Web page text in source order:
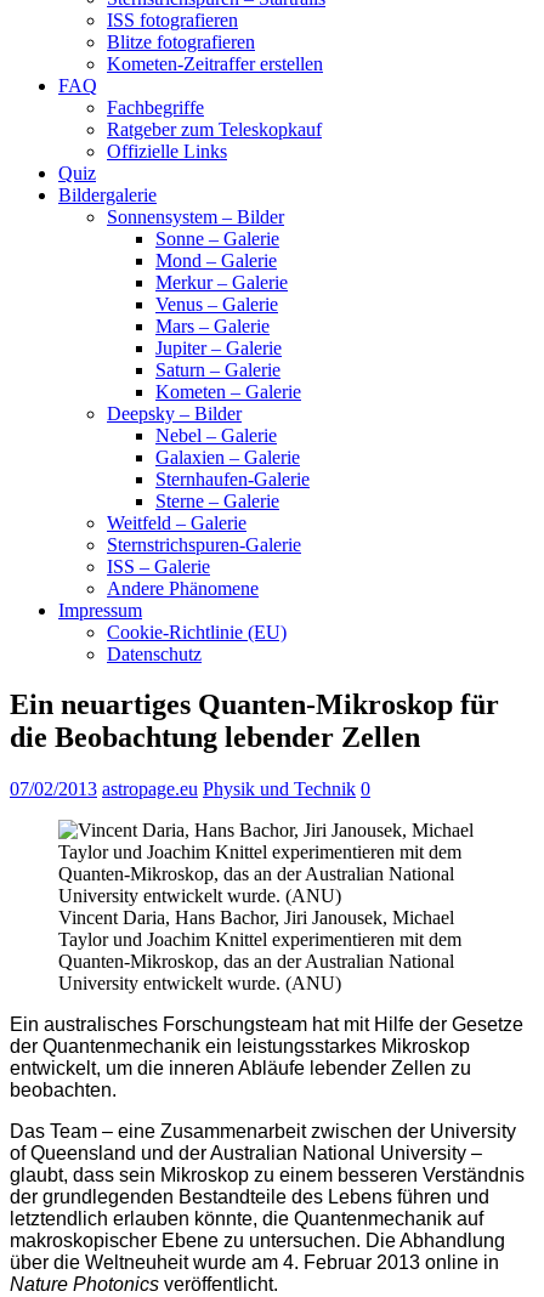
ISS fotografieren
Blitze fotografieren
Kometen-Zeitraffer erstellen
FAQ
Fachbegriffe
Ratgeber zum Teleskopkauf
Offizielle Links
Quiz
Bildergalerie
Sonnensystem – Bilder
Sonne – Galerie
Mond – Galerie
Merkur – Galerie
Venus – Galerie
Mars – Galerie
Jupiter – Galerie
Saturn – Galerie
Kometen – Galerie
Deepsky – Bilder
Nebel – Galerie
Galaxien – Galerie
Sternhaufen-Galerie
Sterne – Galerie
Weitfeld – Galerie
Sternstrichspuren-Galerie
ISS – Galerie
Andere Phänomene
Impressum
Cookie-Richtlinie (EU)
Datenschutz
Ein neuartiges Quanten-Mikroskop für
die Beobachtung lebender Zellen
07/02/2013 astropage.eu Physik und Technik 0
Vincent Daria, Hans Bachor, Jiri Janousek, Michael
Taylor und Joachim Knittel experimentieren mit dem
Quanten-Mikroskop, das an der Australian National
University entwickelt wurde. (ANU)
Ein australisches Forschungsteam hat mit Hilfe der Gesetze
der Quantenmechanik ein leistungsstarkes Mikroskop
entwickelt, um die inneren Abläufe lebender Zellen zu
beobachten.
Das Team – eine Zusammenarbeit zwischen der University
of Queensland und der Australian National University –
glaubt, dass sein Mikroskop zu einem besseren Verständnis
der grundlegenden Bestandteile des Lebens führen und
letztendlich erlauben könnte, die Quantenmechanik auf
makroskopischer Ebene zu untersuchen. Die Abhandlung
über die Weltneuheit wurde am 4. Februar 2013 online in
Nature Photonics veröffentlicht.